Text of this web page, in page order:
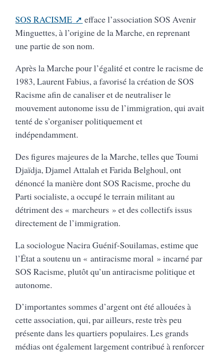
SOS RACISME
efface l’association SOS Avenir
Minguettes, à l’origine de la Marche, en reprenant
une partie de son nom.
Après la Marche pour l’égalité et contre le racisme de
1983, Laurent Fabius, a favorisé la création de SOS
Racisme afin de canaliser et de neutraliser le
mouvement autonome issu de l’immigration, qui avait
tenté de s’organiser politiquement et
indépendamment.
Des figures majeures de la Marche, telles que Toumi
Djaïdja, Djamel Attalah et Farida Belghoul, ont
dénoncé la manière dont SOS Racisme, proche du
Parti socialiste, a occupé le terrain militant au
détriment des « marcheurs » et des collectifs issus
directement de l’immigration.
La sociologue Nacira Guénif-Souilamas, estime que
l’État a soutenu un « antiracisme moral » incarné par
SOS Racisme, plutôt qu’un antiracisme politique et
autonome.
D’importantes sommes d’argent ont été allouées à
cette association, qui, par ailleurs, reste très peu
présente dans les quartiers populaires. Les grands
médias ont également largement contribué à renforcer